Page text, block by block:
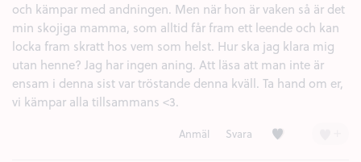
och kämpar med andningen. Men när hon är vaken så är det
min skojiga mamma, som alltid får fram ett leende och kan
locka fram skratt hos vem som helst. Hur ska jag klara mig
utan henne? Jag har ingen aning. Att läsa att man inte är
ensam i denna sist var tröstande denna kväll. Ta hand om er,
vi kämpar alla tillsammans <3.
Anmäl Svara Kärlek (2)